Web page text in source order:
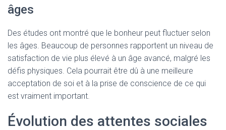
âges
Des études ont montré que le bonheur peut fluctuer selon
les âges. Beaucoup de personnes rapportent un niveau de
satisfaction de vie plus élevé à un âge avancé, malgré les
défis physiques. Cela pourrait être dû à une meilleure
acceptation de soi et à la prise de conscience de ce qui
est vraiment important.
Évolution des attentes sociales